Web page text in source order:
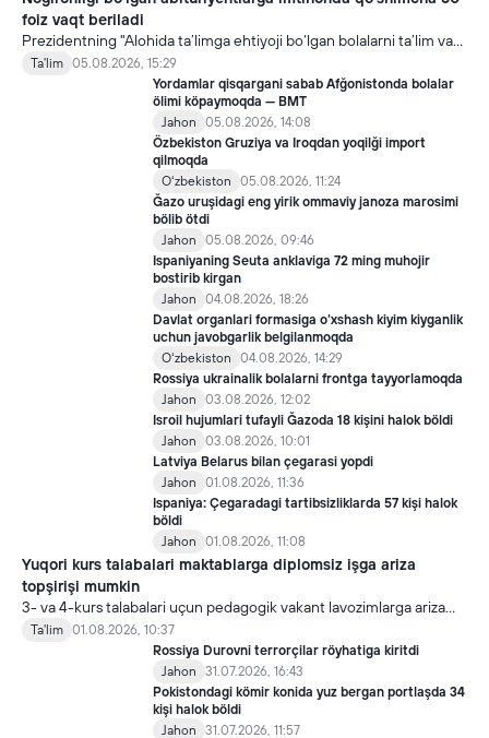
foiz vaqt beriladi
Prezidentning "Alohida ta’limga ehtiyoji bo‘lgan bolalarni ta’lim va
ijtimoiy xizmatlar bilan qamrab olish tizimini takomillashtirish
bo‘yicha qo‘shimcha chora-tadbirlar to‘g‘risida"gi qarori bilan
inklyuziv ta’lim sohasida qator yangi mexanizmlar joriy etilmoqda.
Ta'lim 05.08.2026, 15:29
Yordamlar qisqargani sabab Afğonistonda bolalar
ölimi köpaymoqda — BMT
Jahon
05.08.2026, 14:08
Özbekiston Gruziya va Iroqdan yoqilği import
qilmoqda
Oʻzbekiston
05.08.2026, 11:24
Ğazo uruşidagi eng yirik ommaviy janoza marosimi
bölib ötdi
Jahon
05.08.2026, 09:46
Ispaniyaning Seuta anklaviga 72 ming muhojir
bostirib kirgan
Jahon
04.08.2026, 18:26
Davlat organlari formasiga o‘xshash kiyim kiyganlik
uchun javobgarlik belgilanmoqda
Oʻzbekiston
04.08.2026, 14:29
Rossiya ukrainalik bolalarni frontga tayyorlamoqda
Jahon
03.08.2026, 12:02
Isroil hujumlari tufayli Ğazoda 18 kişini halok böldi
Jahon
03.08.2026, 10:01
Latviya Belarus bilan çegarasi yopdi
Jahon
01.08.2026, 11:36
Ispaniya: Çegaradagi tartibsizliklarda 57 kişi halok
böldi
Jahon
01.08.2026, 11:08
Yuqori kurs talabalari maktablarga diplomsiz işga ariza
topşirişi mumkin
3- va 4-kurs talabalari uçun pedagogik vakant lavozimlarga ariza
topşirish yanada soddalaştirildi.
Ta'lim 01.08.2026, 10:37
Rossiya Durovni terrorçilar röyhatiga kiritdi
Jahon
31.07.2026, 16:43
Pokistondagi kömir konida yuz bergan portlaşda 34
kişi halok böldi
Jahon
31.07.2026, 11:57